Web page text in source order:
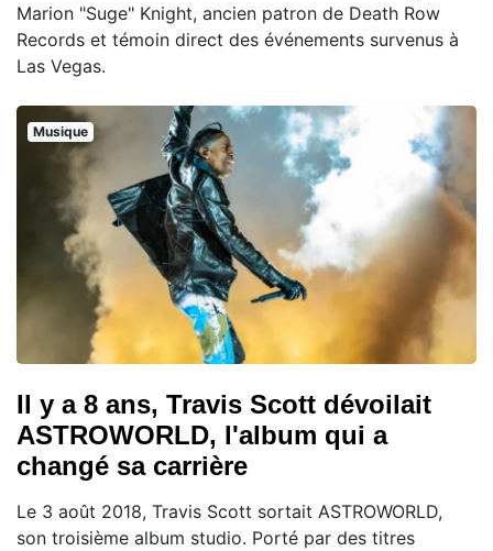
Marion "Suge" Knight, ancien patron de Death Row
Records et témoin direct des événements survenus à
Las Vegas.
Musique
Il y a 8 ans, Travis Scott dévoilait
ASTROWORLD, l'album qui a
changé sa carrière
Le 3 août 2018, Travis Scott sortait ASTROWORLD,
son troisième album studio. Porté par des titres